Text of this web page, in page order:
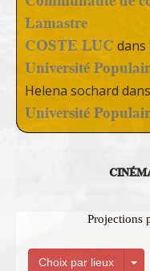
Lamastre
COSTE LUC dans
Université
Helena sochard dans
Université